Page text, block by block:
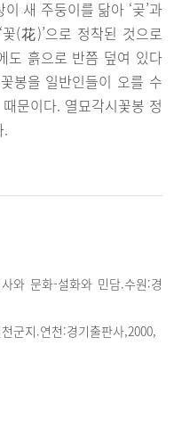
새 주둥이를 닮아 ‘곶’과
꽃(花)’으로 정착된 것으로
도 흙으로 반쯤 덮여 있다
봉을 일반인들이 오를 수
문이다. 열묘각시꽃봉 정
.
와 문화-설화와 민담.수원:경
군지.연천:경기출판사,2000,